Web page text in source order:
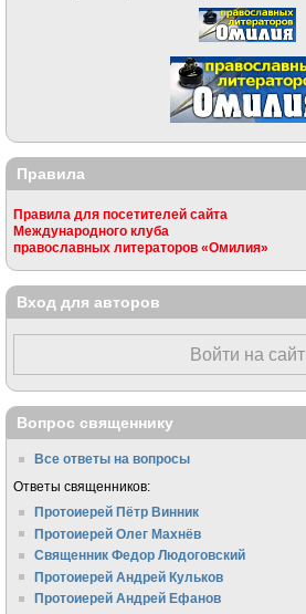
Правила
Правила для посетителей сайта
Международного клуба
православных литераторов «Омилия»
Вход для авторов
Войти на сайт
Вопрос священнику
Все ответы на вопросы
Ответы священников:
Протоиерей Пётр Винник
Протоиерей Олег Махнёв
Священник Федор Людоговский
Протоиерей Андрей Кульков
Протоиерей Андрей Ефанов